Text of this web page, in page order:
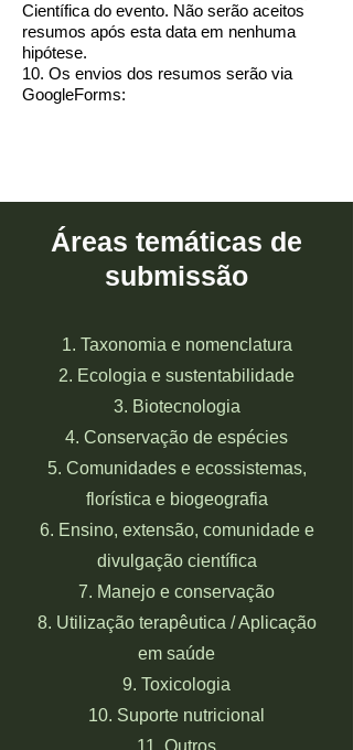
Científica do evento. Não serão aceitos
resumos após esta data em nenhuma
hipótese.
10. Os envios dos resumos serão via
GoogleForms:
Áreas temáticas de
submissão
1. Taxonomia e nomenclatura
2. Ecologia e sustentabilidade
3. Biotecnologia
4. Conservação de espécies
5. Comunidades e ecossistemas,
florística e biogeografia
6. Ensino, extensão, comunidade e
divulgação científica
7. Manejo e conservação
8. Utilização terapêutica / Aplicação
em saúde
9. Toxicologia
10. Suporte nutricional
11. Outros